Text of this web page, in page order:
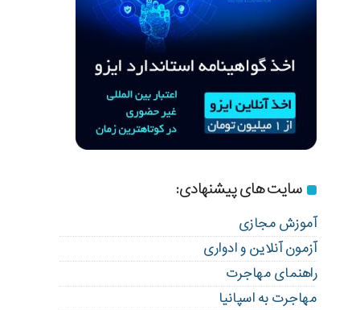
سایت های پیشنهادی:
آموزش مجازی
آزمون آنلاین و ادواری
راهنمای مهاجرت
مهاجرت به اسپانیا